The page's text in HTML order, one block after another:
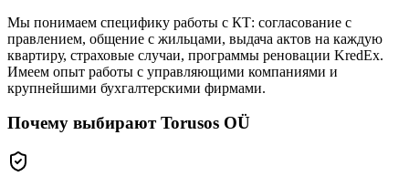
Мы понимаем специфику работы с КТ: согласование с
правлением, общение с жильцами, выдача актов на каждую
квартиру, страховые случаи, программы реновации KredEx.
Имеем опыт работы с управляющими компаниями и
крупнейшими бухгалтерскими фирмами.
Почему выбирают Torusos OÜ